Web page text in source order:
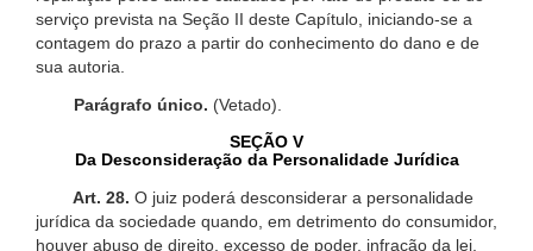
serviço prevista na Seção II deste Capítulo, iniciando-se a
contagem do prazo a partir do conhecimento do dano e de
sua autoria.
Parágrafo único. (Vetado).
SEÇÃO V
Da Desconsideração da Personalidade Jurídica
Art. 28. O juiz poderá desconsiderar a personalidade
jurídica da sociedade quando, em detrimento do consumidor,
houver abuso de direito, excesso de poder, infração da lei,